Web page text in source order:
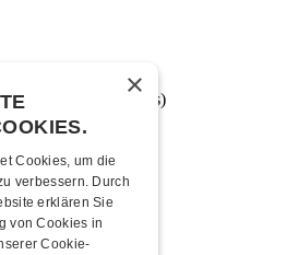
eines Elternteils)
Auto | Zu Fuss
×
Cookies, um die
verbessern. Durch
erklären Sie
von Cookies in
Cookie-